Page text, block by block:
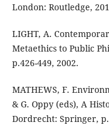
London: Routledge,
LIGHT, A.
Metaethics to Public
p.426-449, 2002.
MATHEWS, F.
& G. Oppy (eds), A
Dordrecht: Springer, p.